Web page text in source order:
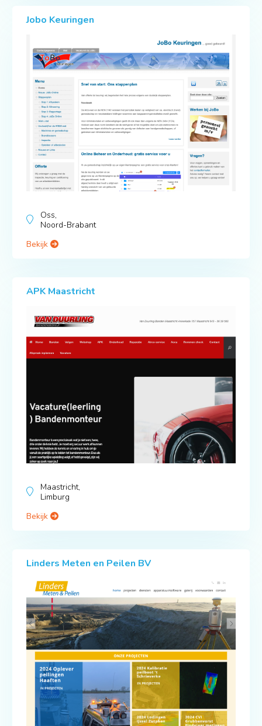
Jobo Keuringen
Oss,
Noord-Brabant
Bekijk
APK Maastricht
Maastricht,
Limburg
Bekijk
Linders Meten en Peilen BV